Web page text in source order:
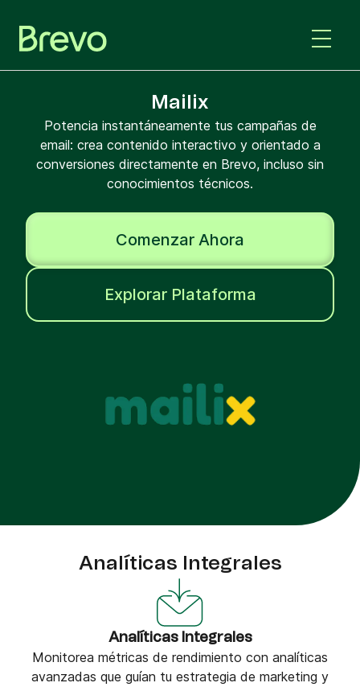
Mailix
Potencia instantáneamente tus campañas de
email: crea contenido interactivo y orientado a
conversiones directamente en Brevo, incluso sin
conocimientos técnicos.
Comenzar Ahora
Explorar Plataforma
Analíticas Integrales
Analíticas Integrales
Monitorea métricas de rendimiento con analíticas
avanzadas que guían tu estrategia de marketing y